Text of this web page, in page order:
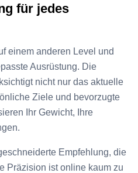
für jedes
einem anderen Level und
Ausrüstung. Die
nicht nur das aktuelle
Ziele und bevorzugte
Ihr Gewicht, Ihre
Empfehlung, die
Präzision ist online kaum zu